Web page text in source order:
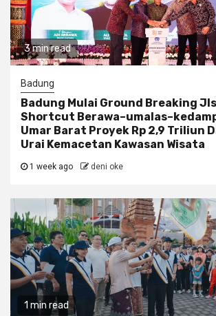
3 min read
Badung
Badung Mulai Ground Breaking
Shortcut
Umar Barat Proyek Rp 2,9 Triliun
Urai Kemacetan Kawasan Wisata
1 week ago deni oke
1 min read